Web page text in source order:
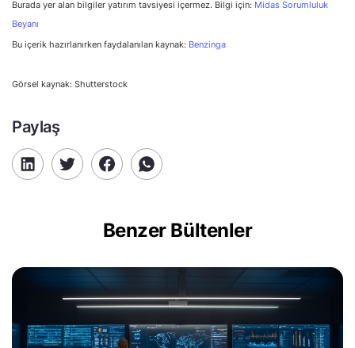
Burada yer alan bilgiler yatırım tavsiyesi içermez. Bilgi için: Midas Sorumluluk
Beyanı
Bu içerik hazırlanırken faydalanılan kaynak: Benzinga
Görsel kaynak: Shutterstock
Paylaş
Benzer Bültenler